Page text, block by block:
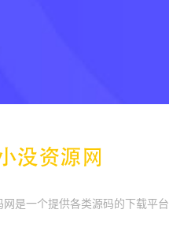
网是一个提供各类源码的下载平台